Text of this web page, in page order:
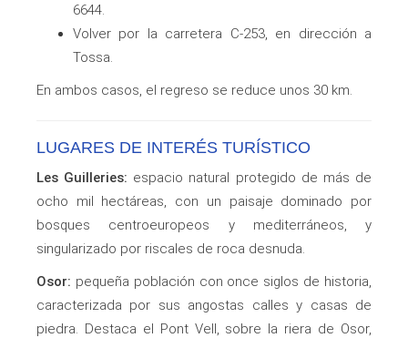
6644.
Volver por la carretera C-253, en dirección a
Tossa.
En ambos casos, el regreso se reduce unos 30 km.
LUGARES DE INTERÉS TURÍSTICO
Les Guilleries: espacio natural protegido de más de
ocho mil hectáreas, con un paisaje dominado por
bosques centroeuropeos y mediterráneos, y
singularizado por riscales de roca desnuda.
Osor: pequeña población con once siglos de historia,
caracterizada por sus angostas calles y casas de
piedra. Destaca el Pont Vell, sobre la riera de Osor,